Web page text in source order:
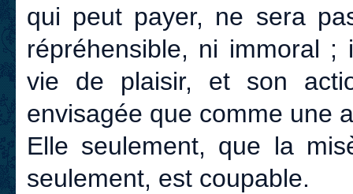
qui peut payer, ne sera
répréhensible, ni immoral
vie de plaisir, et son
envisagée que comme une
Elle seulement, que la
seulement, est coupable.